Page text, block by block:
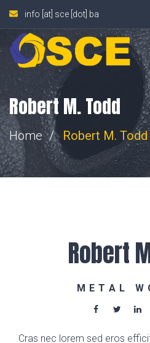
info [at] sce [dot] ba
Robert M. Todd
Home Robert M. Todd
Robert
METAL
Cras nec lorem sed eros